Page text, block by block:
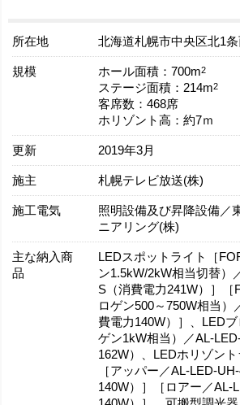
所在地 北海道札幌市中央区北1
規模 ホール面積：700m2
ステージ面積：214m2
客席数：468席
ホリゾント高：約7ｍ
更新 2019年3月
施主 札幌テレビ放送(株)
施工電気
照明設備及び昇降設備／
ニアリング(株)
主な納入商
品
LEDスポットライト［
ン1.5kW/2kW相当切替）
S（消費電力241W）］［
ロゲン500～750W相当）
費電力140W）］、LED
ゲン1kW相当）／AL-
162W）、LEDホリゾン
［アッパー／AL-LED-
140W）］［ロアー／AL-